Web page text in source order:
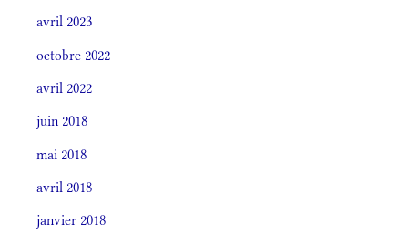
avril 2023
octobre 2022
avril 2022
juin 2018
mai 2018
avril 2018
janvier 2018